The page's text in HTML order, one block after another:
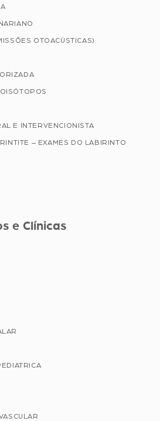
OTOACÚSTICAS)
E INTERVENCIONISTA
– EXAMES DO LABIRINTO
e Clínicas